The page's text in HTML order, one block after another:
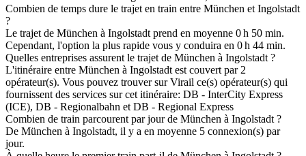
Combien de temps dure le trajet en train entre München et Ingolstadt
?
Le trajet de München à Ingolstadt prend en moyenne 0 h 50 min.
Cependant, l'option la plus rapide vous y conduira en 0 h 44 min.
Quelles entreprises assurent le trajet de München à Ingolstadt ?
L'itinéraire entre München à Ingolstadt est couvert par 2
opérateur(s). Vous pouvez trouver sur Virail ce(s) opérateur(s) qui
fournissent des services sur cet itinéraire: DB - InterCity Express
(ICE), DB - Regionalbahn et DB - Regional Express
Combien de train parcourent par jour de München à Ingolstadt ?
De München à Ingolstadt, il y a en moyenne 5 connexion(s) par
jour.